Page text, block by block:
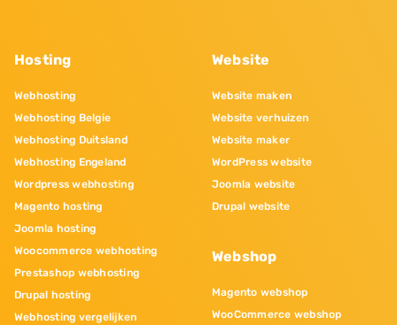
Hosting
Webhosting
Webhosting Belgie
Webhosting Duitsland
Webhosting Engeland
Wordpress webhosting
Magento hosting
Joomla hosting
Woocommerce webhosting
Prestashop webhosting
Drupal hosting
Webhosting vergelijken
Website
Website maken
Website verhuizen
Website maker
WordPress website
Joomla website
Drupal website
Webshop
Magento webshop
WooCommerce webshop